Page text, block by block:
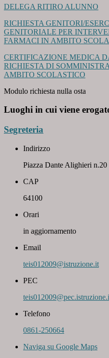
DELEGA RITIRO ALUNNO
RICHIESTA GENITORI/
GENITORIALE PER
FARMACI IN AMBITO
CERTIFICAZIONE MEDICA
RICHIESTA DI
AMBITO SCOLASTICO
Modulo richiesta nulla osta
Luoghi in cui viene
Segreteria
Indirizzo
Piazza Dante Alighieri n.20
CAP
64100
Orari
in aggiornamento
Email
teis012009@istruzione.it
PEC
Telefono
0861-250664
Naviga su Google Maps